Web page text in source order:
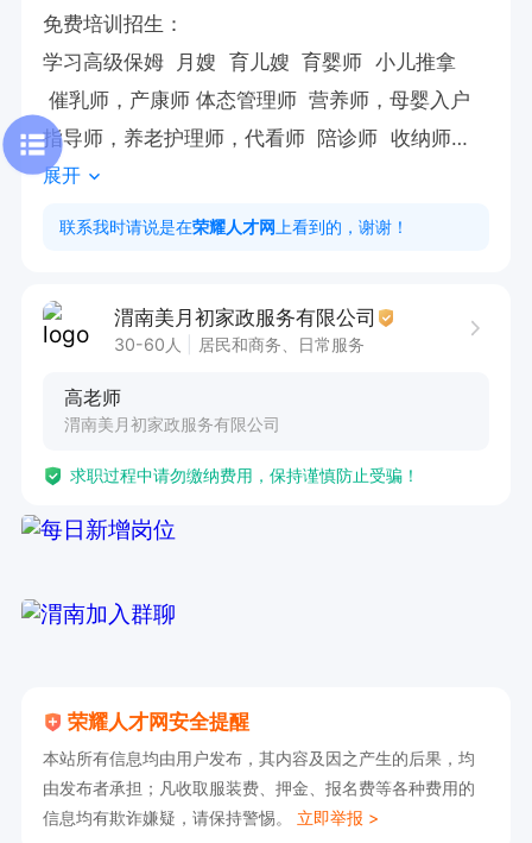
免费培训招生：
学习高‌级保姆  月嫂  育儿嫂  育婴‌师  小‌儿推拿
催‌乳师，产康师 体态管理师  营养师，母婴入户
指导师，养‌老护理师，代看师  陪诊师  收纳师
等，专业培训，推荐工作，优‌秀学‌员可以留公‌司持
证上岗任教
展开
联系我时请说是在荣耀人才网 上看到的，谢谢！
渭南美月初家政服务有限公司
30-60人 居民和商务、日常服务
高老师
渭南美月初家政服务有限公司
求职过程中请勿缴纳费用，保持谨慎防止受骗！
荣耀人才网安全提醒
本站所有信息均由用户发布，其内容及因之产生的后果，均
由发布者承担；凡收取服装费、押金、报名费等各种费用的
信息均有欺诈嫌疑，请保持警惕。 立即举报 >